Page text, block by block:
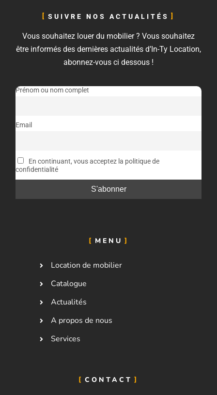
SUIVRE NOS ACTUALITÉS
Vous souhaitez louer du mobilier ? Vous souhaitez
être informés des dernières actualités d’In-Ty Location,
abonnez-vous ci dessous !
Prénom ou nom complet
Email
En continuant, vous acceptez la politique de
confidentialité
MENU
Location de mobilier
Catalogue
Actualités
A propos de nous
Services
CONTACT